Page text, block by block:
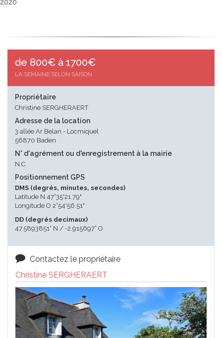
2020
de 800€ à 1700€
LA SEMAINE SELON SAISON
Propriétaire
Christine SERGHERAERT
Adresse de la location
3 allée Ar Belan - Locmiquel
56870 Baden
N° d'agrément ou d'enregistrement à la mairie
N.C.
Positionnement GPS
DMS (degrés, minutes, secondes)
Latitude N 47°35'21.79"
Longitude O 2°54'56.51"
DD (degrés decimaux)
47.5893851° N / -2.915697° O
Contactez le propriétaire
Christine SERGHERAERT